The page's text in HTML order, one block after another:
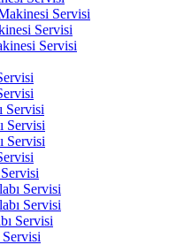
Servisi
Servisi
Servisi
Servisi
Servisi
Servisi
Servisi
Servisi
Servisi